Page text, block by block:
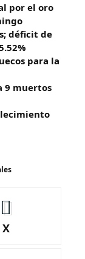
por el oro
déficit de
para la
9 muertos
X